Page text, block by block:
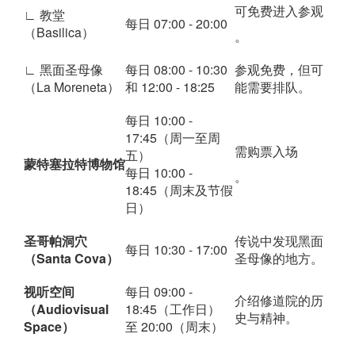
∟ 教堂
（Basilica）
每日 07:00 - 20:00
可免费进入参观
。
∟ 黑面圣母像
（La Moreneta）
每日 08:00 - 10:30
和 12:00 - 18:25
参观免费，但可
能需要排队。
蒙特塞拉特博物馆
每日 10:00 -
17:45（周一至周
五）
每日 10:00 -
18:45（周末及节假
日）
需购票入场
。
圣哥帕洞穴
（Santa Cova）
每日 10:30 - 17:00 传说中发现黑面
圣母像的地方。
视听空间
（Audiovisual
Space）
每日 09:00 -
18:45（工作日）
至 20:00（周末）
介绍修道院的历
史与精神。